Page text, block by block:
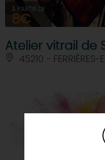
À PARTIR DE
8€
Atelier vitrail de
45210 - FERRIÈRES-